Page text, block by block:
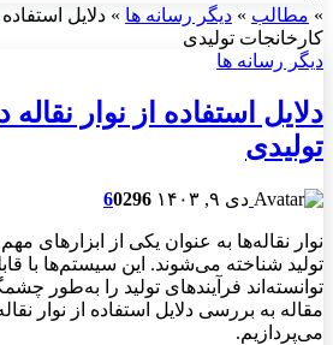
» مطالب » دیگر رسانه ها » دلایل استفاده
کارخانجات تولیدی
دیگر رسانه ها
دلایل استفاده از نوار
تولیدی
دی ۹, ۱۴۰۳ 60296
نوار نقاله‌ها به عنوان یکی از
تولید شناخته می‌شوند. این سیستم‌ها با
توانسته‌اند فرآیندهای تولید را به‌طور
مقاله به بررسی دلایل استفاده از نوار
می‌پردازیم.